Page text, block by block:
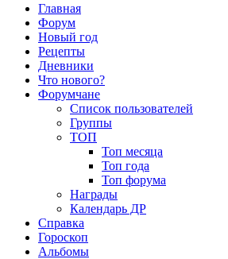
Главная
Форум
Новый год
Рецепты
Дневники
Что нового?
Форумчане
Список пользователей
Группы
ТОП
Топ месяца
Топ года
Топ форума
Награды
Календарь ДР
Справка
Гороскоп
Альбомы